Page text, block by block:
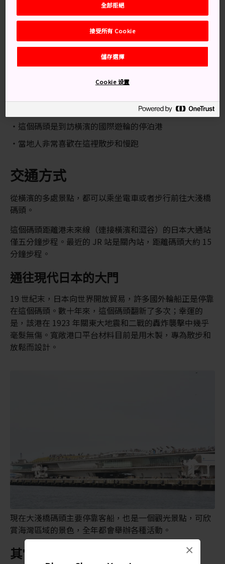
×
大淺橋碼頭建於 1894 年，於 2002 年重建
這個碼頭是到訪橫濱的國際遊輪的停泊港
當地人非常喜歡在這裡散步和慢跑
交通方式
從橫濱的多處景點，都可以乘坐電車或者步行前往大淺橋
碼頭。
這個碼頭距離港未來線（連接橫濱和澀谷）的日本大通站
僅五分鐘步程。最近的 JR 站是關內站，距離碼頭大約 15
分鐘步程。
通往現代日本的大門
19 世紀末，日本向世界開放貿易，許多國外輪船正是停靠
在這個碼頭。數十年來，這個碼頭翻新了多次；幸運的
是，該港在 1923 年關東大地震和二戰的轟炸襲擊中幾乎
毫髮無傷。寬敞港口平台材料目前是用木製，專為散步和
放鬆而設計。
現在大淺橋碼頭主要停靠客船，也是一個觀光景點，可欣
賞海灣區域的景色，全年都會舉辦各種活動。
其它特色景點
全部拒絕
接受所有 Cookie
儲存選擇
Cookie 设置